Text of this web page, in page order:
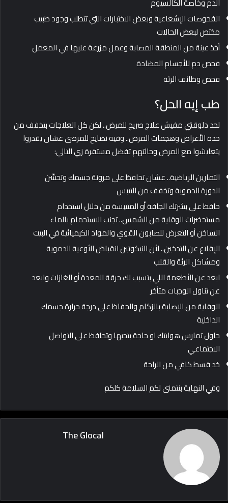
الدم وخاصة الكالسيوم
الفحوصات الإشعاعية وبعض الاختبارات التي تتطلب وجود طبيب
مختص لبعض الحالات
أخذ عينة من المنطقة المصابة وعمل مزرعة عليها في المعمل
فحص دم للأجسام المضادة
فحص وظائف الرئة
طب إيه الحل؟
لحد دلوقتي مفيش علاج صريح للمرض.. لكن كل العلاجات بتخفف من
حدة الأعراض وهجمات المرض.. وفيه نصايح للمرضى عشان يقدروا
يتعايشوا مع المرض وحالتهم تفضل مستقرة زي التالي:
التمارين الرياضية.. عشان تحافظ على مرونة جسمك وتحسِّن
الدورة الدموية وتخفف من التيبس
حافظ على بشرتك الجافة أو المتيبسة من خلال استخدام
مستحضرات الوقاية من الشمس.. تجنب الاستحمام بالماء
الساخن أو التعرض للصابون القوي والمواد الكيميائية في البيت
الإقلاع عن التدخين.. لأن النيكوتين انقباض الأوعية الدموية
ومشاكل الرئة والقلب
ابعد عن الأطعمة اللي بتسبب لك حرقة المعدة أو الغازات وابعد
عن تناول الوجبات متأخر
الوقاية من الإصابة بالزكام والحفاظ على درجة حرارة جسمك
الداخلية
حاول تمارس هوايتك او حاجة بتحبها وتحافظ على التواصل
الاجتماعي
خد قسط كافي من الراحة
وفي النهاية بنتمنى لكم السلامة كلكم
The Glocal